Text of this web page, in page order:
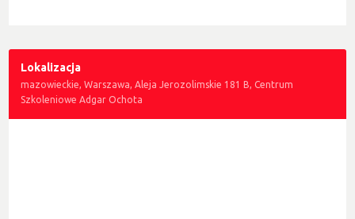
Lokalizacja
mazowieckie, Warszawa, Aleja Jerozolimskie 181 B, Centrum
Szkoleniowe Adgar Ochota